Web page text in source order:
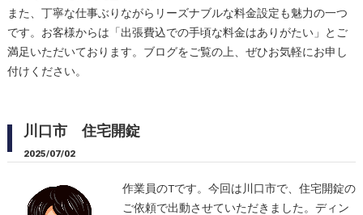
また、丁寧な仕事ぶりながらリーズナブルな料金設定も魅力の一つ
です。お客様からは「出張費込での手頃な料金はありがたい」とご
満足いただいております。ブログをご覧の上、ぜひお気軽にお申し
付けください。
川口市 住宅開錠
2025/07/02
作業員のTです。今回は川口市で、住宅開錠の
ご依頼で出動させていただきました。ディン